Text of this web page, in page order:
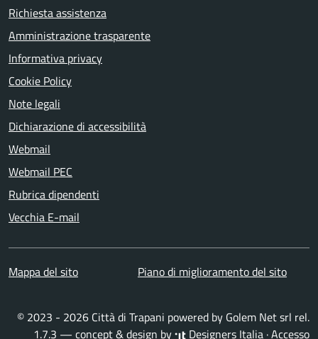
Richiesta assistenza
Amministrazione trasparente
Informativa privacy
Cookie Policy
Note legali
Dichiarazione di accessibilità
Webmail
Webmail PEC
Rubrica dipendenti
Vecchia E-mail
Mappa del sito Piano di miglioramento del sito
© 2023 - 2026 Città di Trapani powered by Golem Net srl rel.
1.7.3 — concept & design by
Designers Italia ·Accesso